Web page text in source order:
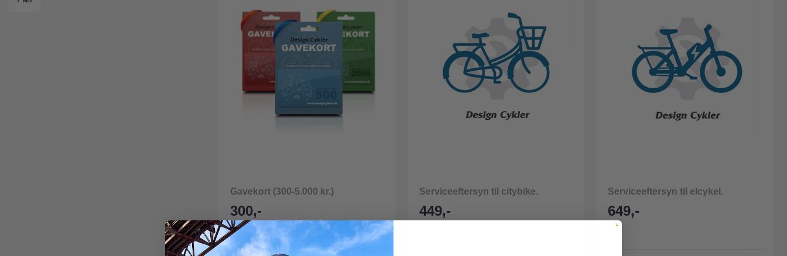
Gavekort (300-5.000 kr.)
300,-
Serviceeftersyn til citybike.
449,-
Serviceeftersyn til elcykel.
649,-